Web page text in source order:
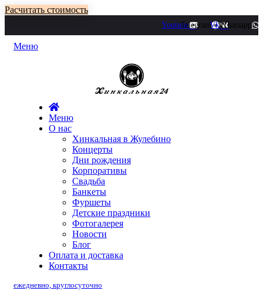
Расчитать стоимость
YoutubeTelegramVkWhatsapp
Меню
Меню
О нас
Хинкальная в Жулебино
Концерты
Дни рождения
Корпоративы
Свадьба
Банкеты
Фуршеты
Детские праздники
Фотогалерея
Новости
Блог
Оплата и доставка
Контакты
ежедневно, круглосуточно